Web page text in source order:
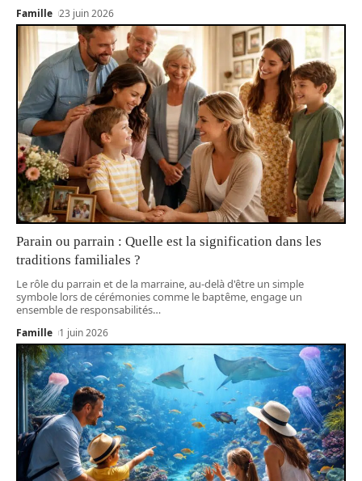
Famille 23 juin 2026
Parain ou parrain : Quelle est la signification dans les
traditions familiales ?
Le rôle du parrain et de la marraine, au-delà d'être un simple
symbole lors de cérémonies comme le baptême, engage un
ensemble de responsabilités…
Famille 1 juin 2026